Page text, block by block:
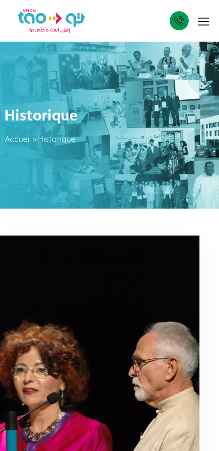
Historique
Accueil » Historique